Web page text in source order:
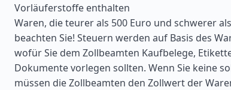
Vorläuferstoffe enthalten
Waren, die teurer als 500 Euro und schwerer
beachten Sie! Steuern werden auf Basis des
wofür Sie dem Zollbeamten Kaufbelege,
Dokumente vorlegen sollten. Wenn Sie keine
müssen die Zollbeamten den Zollwert der